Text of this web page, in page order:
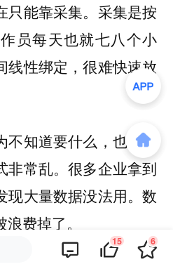
只能靠采集。采集是按
员每天也就七八个小
线性绑定，很难快速放
知道要什么，也没有
非常乱。很多企业拿到
现大量数据没法用。数
费掉了。
15 6